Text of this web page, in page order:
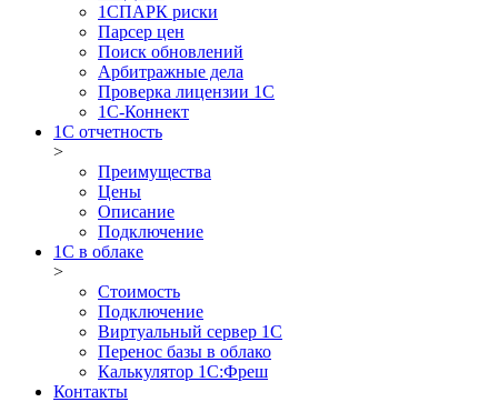
1CПАРК риски
Парсер цен
Поиск обновлений
Арбитражные дела
Проверка лицензии 1С
1С-Коннект
1C отчетность
>
Преимущества
Цены
Описание
Подключение
1С в облаке
>
Стоимость
Подключение
Виртуальный сервер 1С
Перенос базы в облако
Калькулятор 1С:Фреш
Контакты